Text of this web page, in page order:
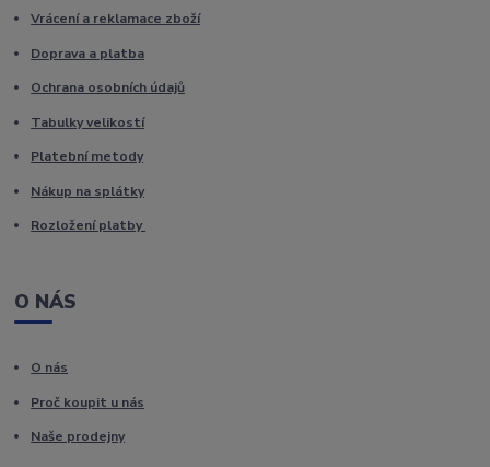
Vrácení a reklamace zboží
Doprava a platba
Ochrana osobních údajů
Tabulky velikostí
Platební metody
Nákup na splátky
Rozložení platby
O NÁS
O nás
Proč koupit u nás
Naše prodejny